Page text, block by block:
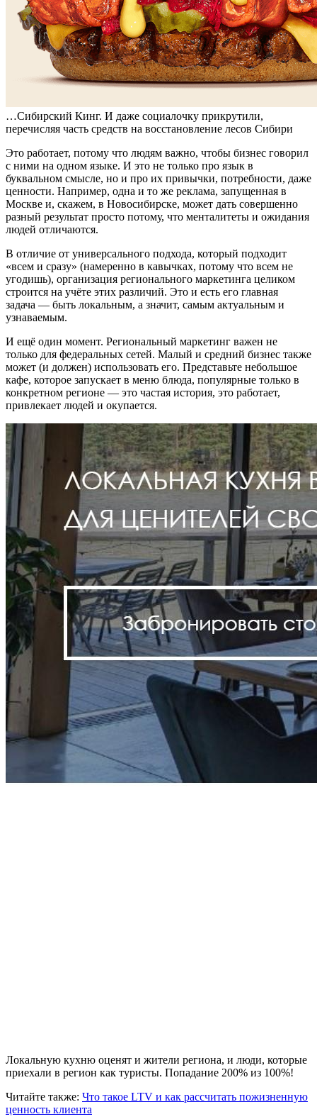
…Сибирский Кинг. И даже социалочку прикрутили,
перечисляя часть средств на восстановление лесов Сибири
Это работает, потому что людям важно, чтобы бизнес говорил
с ними на одном языке. И это не только про язык в
буквальном смысле, но и про их привычки, потребности, даже
ценности. Например, одна и то же реклама, запущенная в
Москве и, скажем, в Новосибирске, может дать совершенно
разный результат просто потому, что менталитеты и ожидания
людей отличаются.
В отличие от универсального подхода, который подходит
«всем и сразу» (намеренно в кавычках, потому что всем не
угодишь), организация регионального маркетинга целиком
строится на учёте этих различий. Это и есть его главная
задача — быть локальным, а значит, самым актуальным и
узнаваемым.
И ещё один момент. Региональный маркетинг важен не
только для федеральных сетей. Малый и средний бизнес также
может (и должен) использовать его. Представьте небольшое
кафе, которое запускает в меню блюда, популярные только в
конкретном регионе — это частая история, это работает,
привлекает людей и окупается.
Локальную кухню оценят и жители региона, и люди, которые
приехали в регион как туристы. Попадание 200% из 100%!
Читайте также: Что такое LTV и как рассчитать пожизненную
ценность клиента